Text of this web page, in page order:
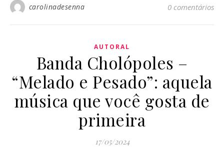
carolinadesenna 0 comentários
AUTORAL
Banda Cholópoles –
“Melado e Pesado”: aquela
música que você gosta de
primeira
17/05/2024